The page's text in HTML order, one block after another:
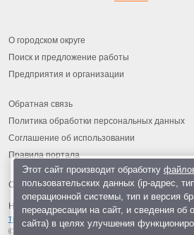
О городском округе
Поиск и предложение работы
Предприятия и организации
Обратная связь
Политика обработки персональных данных
Соглашение об использовании
Правила портала
На информационном ресурсе применяются
технологии
© 2013-2026 «ОИНФО»,
сделано в Одинцово
Этот сайт производит обработку
пользовательских данных (ip-адрес,
операционной системы, тип и версия
переадресации на сайт, и сведения об
сайта) в целях улучшения